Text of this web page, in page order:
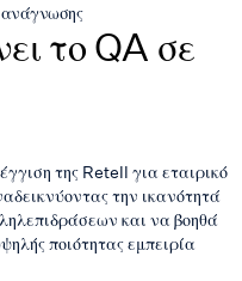
το QA σε
της Retell για εταιρικό
την ικανότητά
και να βοηθά
ποιότητας εμπειρία